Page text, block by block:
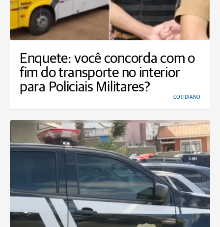
Enquete: você concorda com o
fim do transporte no interior
para Policiais Militares?
COTIDIANO